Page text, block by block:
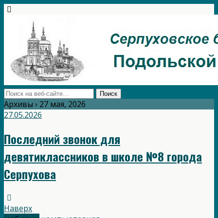
Архивы › 27 мая, 2026
27.05.2026
Последний звонок для
девятиклассников в школе №8 города
Серпухова
Наверх